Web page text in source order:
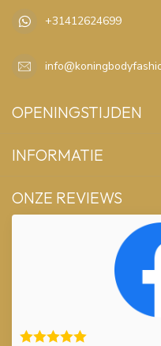
+31412624699
OPENINGSTIJDEN
INFORMATIE
ONZE REVIEWS